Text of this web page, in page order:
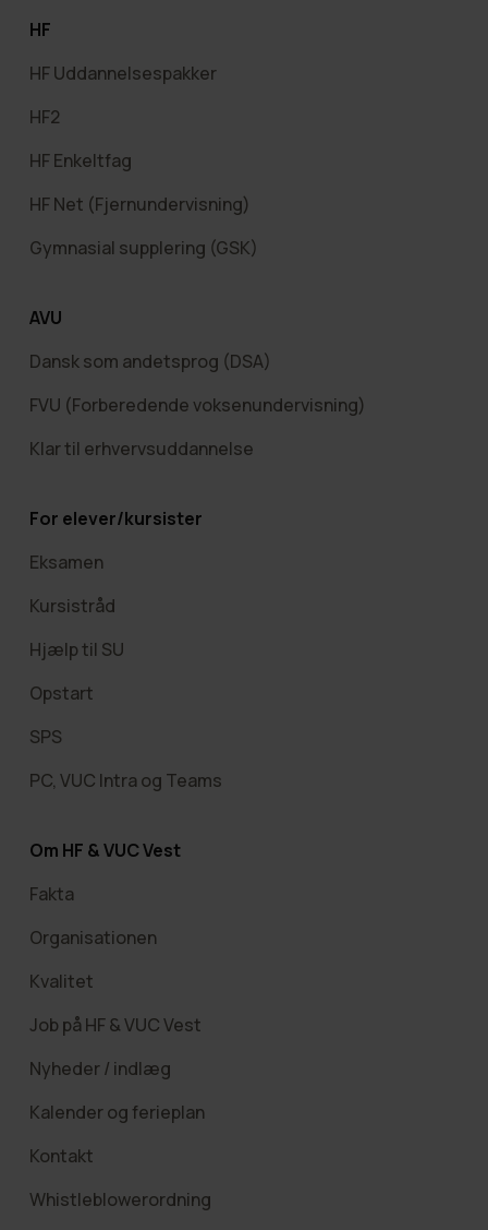
HF
HF Uddannelsespakker
HF2
HF Enkeltfag
HF Net (Fjernundervisning)
Gymnasial supplering (GSK)
AVU
Dansk som andetsprog (DSA)
FVU (Forberedende voksenundervisning)
Klar til erhvervsuddannelse
For elever/kursister
Eksamen
Kursistråd
Hjælp til SU
Opstart
SPS
PC, VUC Intra og Teams
Om HF & VUC Vest
Fakta
Organisationen
Kvalitet
Job på HF & VUC Vest
Nyheder / indlæg
Kalender og ferieplan
Kontakt
Whistleblowerordning